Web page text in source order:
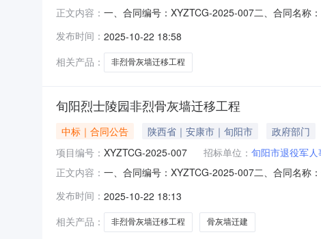
正文内容： 一、合同编号：XYZTCG-2025-007二、合同名称
产业开发区高新七路10号联系方式：
发布时间： 2025-10-22 18:58
相关产品：
非烈骨灰墙迁移工程
旬阳烈士陵园非烈骨灰墙迁移工程
中标｜合同公告 陕西省｜安康市｜旬阳市 政府部门
项目编号： XYZTCG-2025-007 招标单位： 旬阳市退役军人
正文内容： 一、合同编号：XYZTCG-2025-007二、合同名称
新技术产业开发区高新七路10号联系方式：
发布时间： 2025-10-22 18:13
相关产品：
非烈骨灰墙迁移工程 骨灰墙迁建